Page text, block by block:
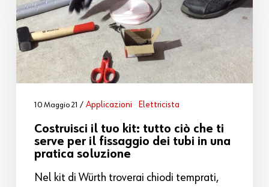
10 Maggio 21 Applicazioni Elettricista
Costruisci il tuo kit: tutto ciò che ti
serve per il fissaggio dei tubi in una
pratica soluzione
Nel kit di Würth troverai chiodi temprati,